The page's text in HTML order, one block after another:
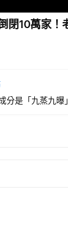
10萬家！
是「九蒸九
景。
家樂。因為農